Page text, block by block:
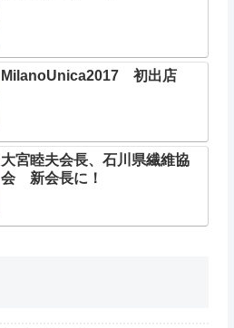
MilanoUnica2017 初出店
大宮睦夫会長、石川県繊維協
会 新会長に！